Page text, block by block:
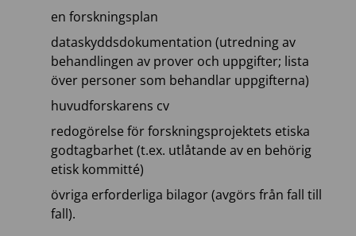
en forskningsplan
dataskyddsdokumentation (utredning av
behandlingen av prover och uppgifter; lista
över personer som behandlar uppgifterna)
huvudforskarens cv
redogörelse för forskningsprojektets etiska
godtagbarhet (t.ex. utlåtande av en behörig
etisk kommitté)
övriga erforderliga bilagor (avgörs från fall till
fall).